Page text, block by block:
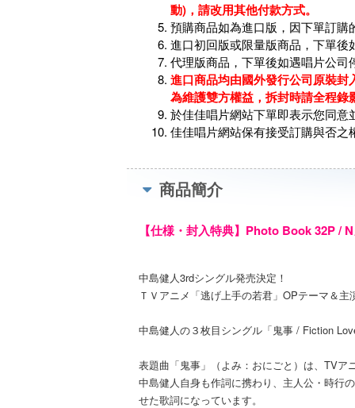
動)，請改用其他付款方式。
預購商品如為進口版，因下單訂
進口初回版或限量版商品，下單
代理版商品，下單後如遇唱片公司
進口商品均由國外發行公司原裝
為維護雙方權益，拆封時請全程
於佳佳唱片網站下單即表示您同意
佳佳唱片網站保有接受訂購與否之
商品簡介
【仕様・封入特典】Photo Book 32P /
中島健人3rdシングル発売決定！
ＴＶアニメ「逃げ上手の若君」OPテーマ＆
中島健人の３枚目シングル「鬼事 / Fiction
表題曲「鬼事」（よみ：おにごと）は、TV
中島健人自身も作詞に携わり、主人公・時行
せた歌詞になっています。